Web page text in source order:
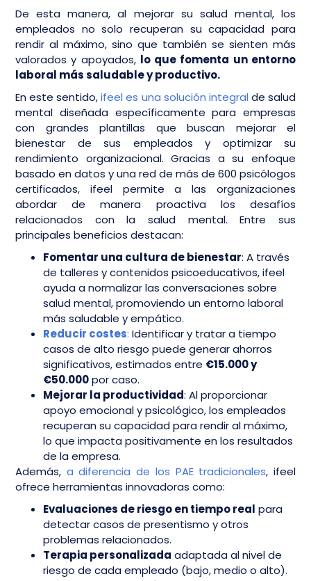
De esta manera, al mejorar su salud mental, los
empleados no solo recuperan su capacidad para
rendir al máximo, sino que también se sienten más
valorados y apoyados, lo que fomenta un entorno
laboral más saludable y productivo.
En este sentido,ifeel es una solución integral de salud
mental diseñada específicamente para empresas
con grandes plantillas que buscan mejorar el
bienestar de sus empleados y optimizar su
rendimiento organizacional. Gracias a su enfoque
basado en datos y una red de más de 600 psicólogos
certificados, ifeel permite a las organizaciones
abordar de manera proactiva los desafíos
relacionados con la salud mental. Entre sus
principales beneficios destacan:
Fomentar una cultura de bienestar: A través
de talleres y contenidos psicoeducativos, ifeel
ayuda a normalizar las conversaciones sobre
salud mental, promoviendo un entorno laboral
más saludable y empático.
Reducir costes: Identificar y tratar a tiempo
casos de alto riesgo puede generar ahorros
significativos, estimados entre €15.000 y
€50.000por caso.
Mejorar la productividad: Al proporcionar
apoyo emocional y psicológico, los empleados
recuperan su capacidad para rendir al máximo,
lo que impacta positivamente en los resultados
de la empresa.
Además, a diferencia de los PAE tradicionales, ifeel
ofrece herramientas innovadoras como:
Evaluaciones de riesgo en tiempo real para
detectar casos de presentismo y otros
problemas relacionados.
Terapia personalizada adaptada al nivel de
riesgo de cada empleado (bajo, medio o alto).